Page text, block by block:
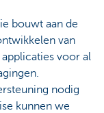
bouwt aan de
van
voor al
nodig
kunnen we